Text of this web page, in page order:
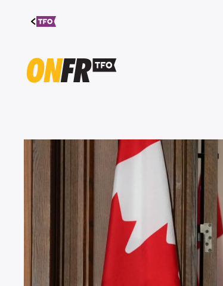
Aller au
contenu